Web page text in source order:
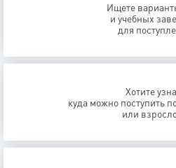
Ищете
и учебных
для
Хотите
куда можно поступить
или